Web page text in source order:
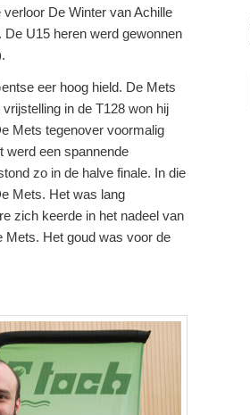
De Winter van Achille
U15 heren werd gewonnen
eer hoog hield. De Mets
in de T128 won hij
Mets tegenover voormalig
werd een spannende
zo in de halve finale. In die
Mets. Het was lang
zich keerde in het nadeel van
Mets. Het goud was voor de